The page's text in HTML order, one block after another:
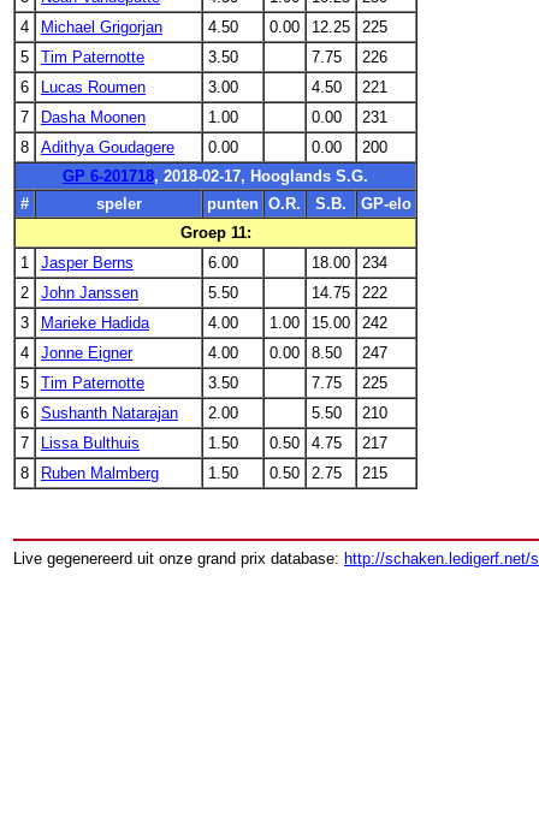
4
Michael Grigorjan 4.50 0.00 12.25
225
5
Tim Paternotte 3.50 7.75
226
6
Lucas Roumen 3.00 4.50
221
7
Dasha Moonen 1.00 0.00
231
8
Adithya Goudagere 0.00 0.00
200
GP 6-201718, 2018-02-17, Hooglands S.G.
#
speler punten O.R. S.B.
GP-elo
Groep 11:
1
Jasper Berns 6.00 18.00
234
2
John Janssen 5.50 14.75
222
3
Marieke Hadida 4.00 1.00 15.00
242
4
Jonne Eigner 4.00 0.00 8.50
247
5
Tim Paternotte 3.50 7.75
225
6
Sushanth Natarajan 2.00 5.50
210
7
Lissa Bulthuis 1.50 0.50 4.75
217
8
Ruben Malmberg 1.50 0.50 2.75 215
Live gegenereerd uit onze grand prix database: http://schaken.ledigerf.net/